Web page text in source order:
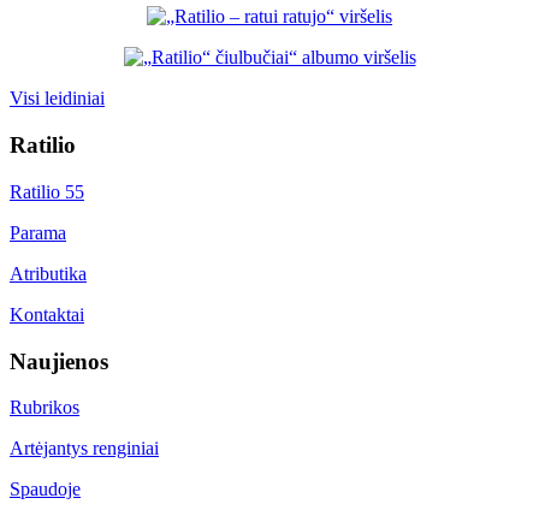
Visi leidiniai
Ratilio
Ratilio 55
Parama
Atributika
Kontaktai
Naujienos
Rubrikos
Artėjantys renginiai
Spaudoje